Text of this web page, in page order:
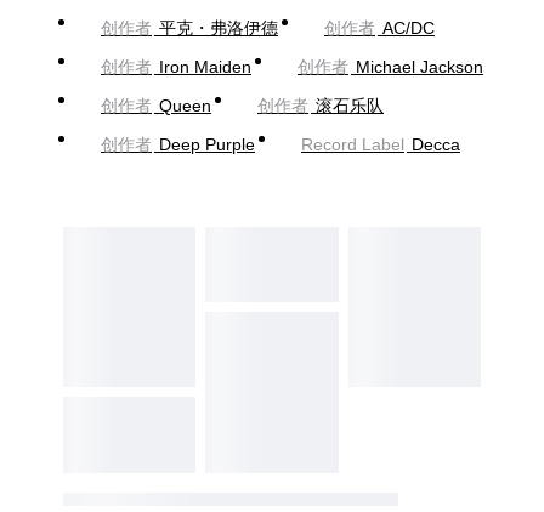
创作者 平克・弗洛伊德 创作者 AC/DC
创作者 Iron Maiden 创作者 Michael Jackson
创作者 Queen 创作者 滚石乐队
创作者 Deep Purple Record Label Decca